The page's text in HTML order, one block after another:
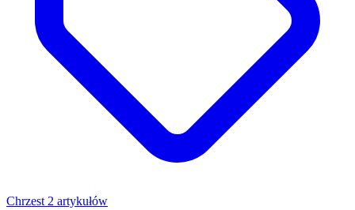
Chrzest 2 artykułów